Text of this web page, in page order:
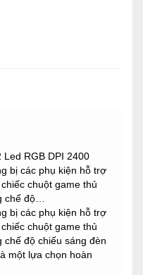
RGB DPI 2400
bị các phụ kiện hỗ trợ
chuột game thủ
chế độ…
bị các phụ kiện hỗ trợ
chuột game thủ
độ chiếu sáng đèn
một lựa chọn hoàn